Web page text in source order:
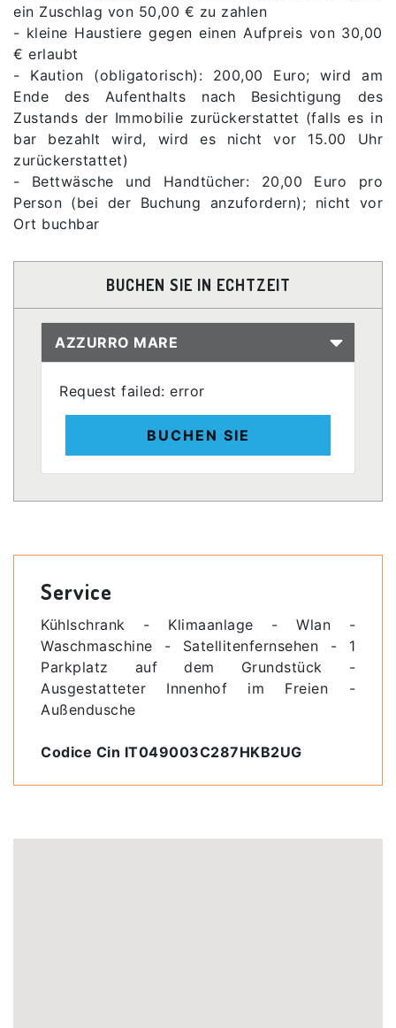
ein Zuschlag von 50,00 € zu zahlen
- kleine Haustiere gegen einen Aufpreis von 30,00
€ erlaubt
- Kaution (obligatorisch): 200,00 Euro; wird am
Ende des Aufenthalts nach Besichtigung des
Zustands der Immobilie zurückerstattet (falls es in
bar bezahlt wird, wird es nicht vor 15.00 Uhr
zurückerstattet)
- Bettwäsche und Handtücher: 20,00 Euro pro
Person (bei der Buchung anzufordern); nicht vor
Ort buchbar
BUCHEN SIE IN ECHTZEIT
AZZURRO MARE
Request failed: error
BUCHEN SIE
Service
Kühlschrank - Klimaanlage - Wlan -
Waschmaschine - Satellitenfernsehen - 1
Parkplatz auf dem Grundstück -
Ausgestatteter Innenhof im Freien -
Außendusche
Codice Cin IT049003C287HKB2UG